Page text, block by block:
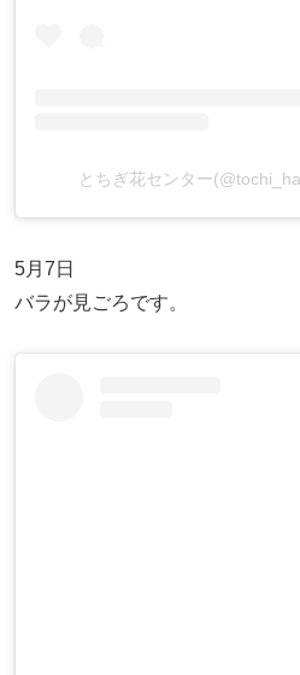
とちぎ花センター
5月7日
バラが見ごろです。